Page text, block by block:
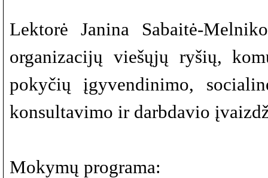
Lektorė Janina Sabaitė-
organizacijų viešųjų ryšių,
pokyčių įgyvendinimo,
konsultavimo ir darbdavio
Mokymų programa: